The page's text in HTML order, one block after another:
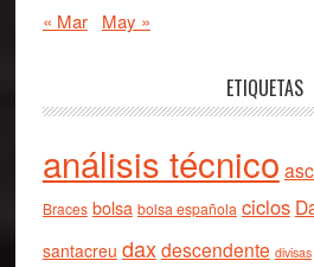
« Mar May »
ETIQUETAS
análisis técnico
Braces bolsa bolsa española ciclos
santacreu daxdescendente divisas